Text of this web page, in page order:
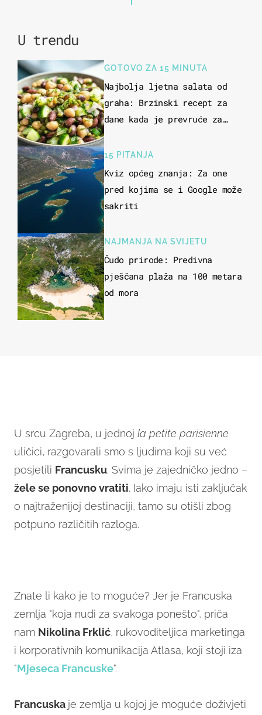
U trendu
GOTOVO ZA 15 MINUTA
Najbolja ljetna salata od
graha: Brzinski recept za
dane kada je prevruće za
15 PITANJA
Kviz općeg znanja: Za one
pred kojima se i Google može
sakriti
NAJMANJA NA SVIJETU
Čudo prirode: Predivna
pješčana plaža na 100 metara
od mora
U srcu Zagreba, u jednoj la petite parisienne
uličici, razgovarali smo s ljudima koji su već
posjetili Francusku. Svima je zajedničko jedno –
žele se ponovno vratiti. Iako imaju isti zaključak
o najtraženijoj destinaciji, tamo su otišli zbog
potpuno različitih razloga.
Znate li kako je to moguće? Jer je Francuska
zemlja "koja nudi za svakoga ponešto", priča
nam Nikolina Frklić, rukovoditeljica marketinga
i korporativnih komunikacija Atlasa, koji stoji iza
"Mjeseca Francuske".
Francuska je zemlja u kojoj je moguće doživjeti